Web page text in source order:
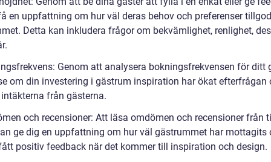
en uppfattning om hur väl deras behov och preferenser
Detta kan inkludera frågor om bekvämlighet, renlighet,
Genom att analysera bokningsfrekvensen för ditt
om din investering i gästrum inspiration har ökat efterfrågan
från gästerna.
och recensioner: Att läsa omdömen och recensioner från
ge dig en uppfattning om hur väl gästrummet har mottagits
positiv feedback när det kommer till inspiration och design.